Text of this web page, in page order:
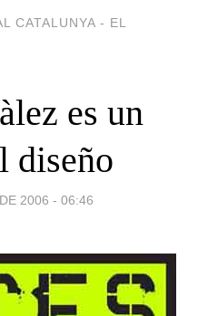
CATALUNYA - EL
es un
diseño
2006 - 06:46